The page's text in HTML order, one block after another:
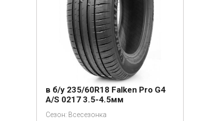
в б/у 235/60R18 Falken Pro G4
A/S 0217 3.5-4.5мм
Сезон: Всесезонка